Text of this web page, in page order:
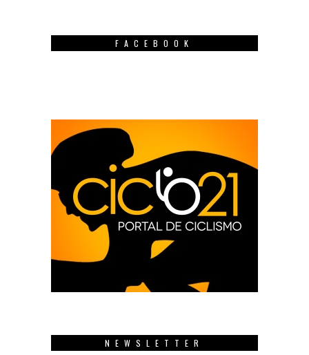
FACEBOOK
NEWSLETTER